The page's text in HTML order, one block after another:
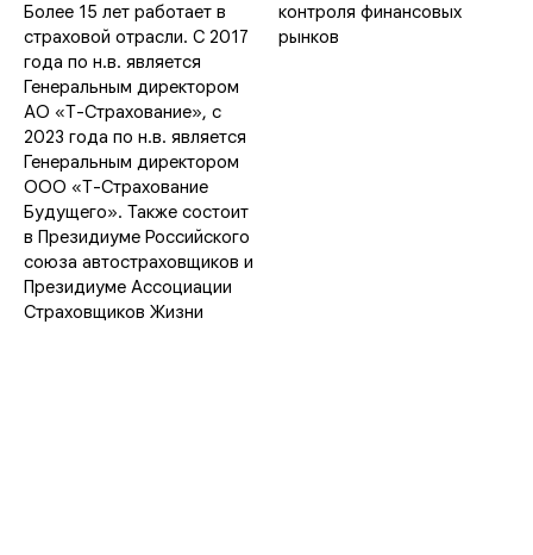
Более 15 лет работает в
страховой отрасли. С 2017
года по н.в. является
Генеральным директором
АО «Т-Страхование», с
2023 года по н.в. является
Генеральным директором
ООО «Т-Страхование
Будущего». Также состоит
в Президиуме Российского
союза автостраховщиков и
Президиуме Ассоциации
Страховщиков Жизни
контроля финансовых
рынков